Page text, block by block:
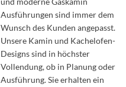
Ausführungen sind immer dem
Wunsch des Kunden angepasst.
Unsere Kamin und Kachelofen-
Designs sind in höchster
Vollendung, ob in Planung oder
Ausführung. Sie erhalten ein